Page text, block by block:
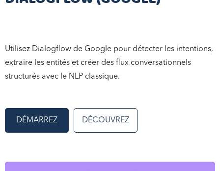
Utilisez Dialogflow de Google pour détecter les intentions,
extraire les entités et créer des flux conversationnels
structurés avec le NLP classique.
DÉMARREZ DÉCOUVREZ